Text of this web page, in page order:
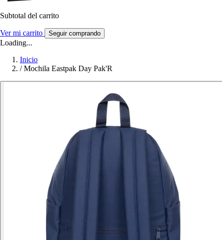
Subtotal del carrito
Ver mi carrito Seguir comprando
Loading...
Inicio
/ Mochila Eastpak Day Pak'R